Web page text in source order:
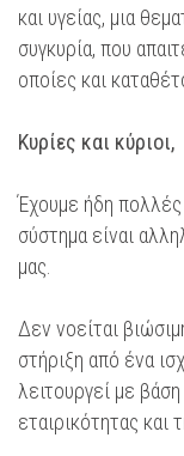
και υγείας, μια
συγκυρία, που
οποίες και
Κυρίες και κύριοι,
Έχουμε ήδη πολλές
σύστημα είναι
μας.
Δεν νοείται
στήριξη από ένα
λειτουργεί με
εταιρικότητας και